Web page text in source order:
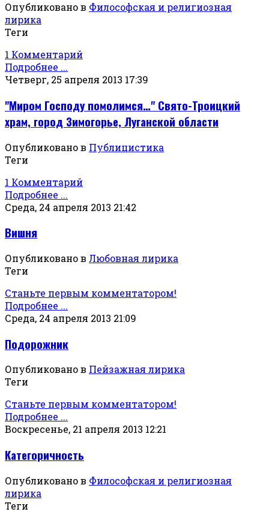
Опубликовано в Философская и религиозная
лирика
Теги
1 Комментарий
Подробнее ...
Четверг, 25 апреля 2013 17:39
"Миром Господу помолимся…" Свято-Троицкий
храм, город Зимогорье, Луганской области
Опубликовано в Публицистика
Теги
1 Комментарий
Подробнее ...
Среда, 24 апреля 2013 21:42
Вишня
Опубликовано в Любовная лирика
Теги
Станьте первым комментатором!
Подробнее ...
Среда, 24 апреля 2013 21:09
Подорожник
Опубликовано в Пейзажная лирика
Теги
Станьте первым комментатором!
Подробнее ...
Воскресенье, 21 апреля 2013 12:21
Категоричность
Опубликовано в Философская и религиозная
лирика
Теги